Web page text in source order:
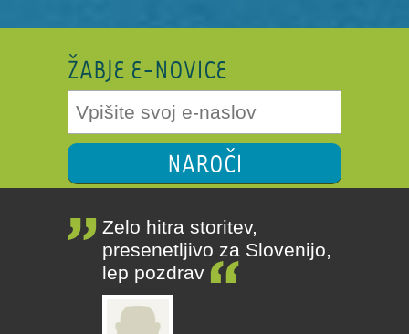
ŽABJE E-NOVICE
NAROČI
Zelo hitra storitev,
presenetljivo za Slovenijo,
lep pozdrav